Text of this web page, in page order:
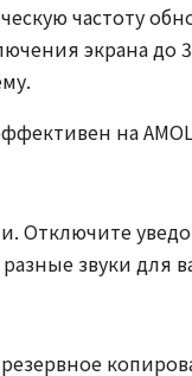
частоту
экрана до
на
Отключите
звуки